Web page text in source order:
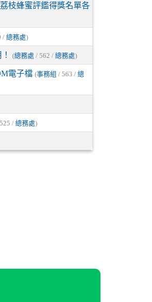
枝蜂蜜評鑑得獎名單各
/ 總務處)
(總務處 / 562 / 總務處)
電子檔 (事務組 / 563 / 總
/總務處)